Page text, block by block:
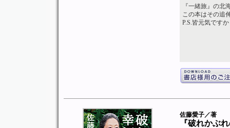
『一緒旅』の北
この本はその追
P.S.皆元気です
佐藤愛子／著
『破れかぶ